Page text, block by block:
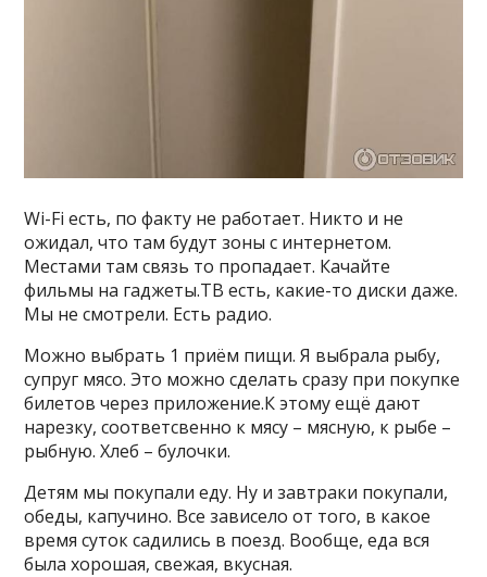
Wi-Fi есть, по факту не работает. Никто и не
ожидал, что там будут зоны с интернетом.
Местами там связь то пропадает. Качайте
фильмы на гаджеты.ТВ есть, какие-то диски даже.
Мы не смотрели. Есть радио.
Можно выбрать 1 приём пищи. Я выбрала рыбу,
супруг мясо. Это можно сделать сразу при покупке
билетов через приложение.К этому ещё дают
нарезку, соответсвенно к мясу – мясную, к рыбе –
рыбную. Хлеб – булочки.
Детям мы покупали еду. Ну и завтраки покупали,
обеды, капучино. Все зависело от того, в какое
время суток садились в поезд. Вообще, еда вся
была хорошая, свежая, вкусная.